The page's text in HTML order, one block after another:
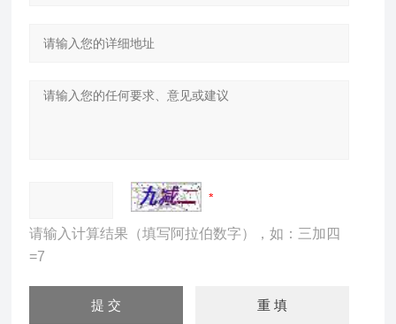
请输入计算结果（填写阿拉伯数字），如：三加四
=7